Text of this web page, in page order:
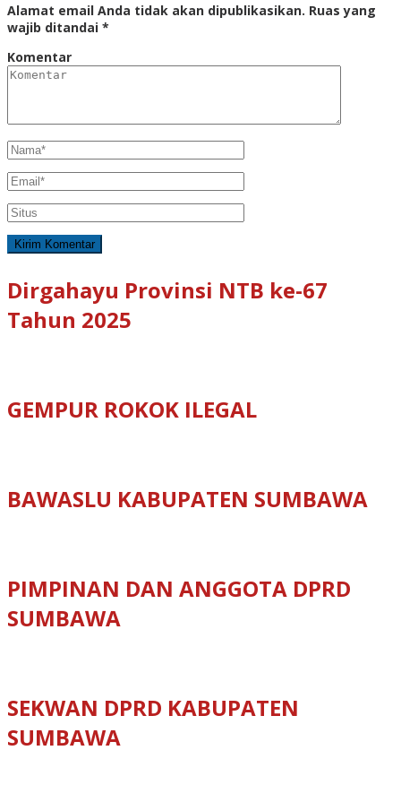
Alamat email Anda tidak akan dipublikasikan. Ruas yang
wajib ditandai *
Komentar
Dirgahayu Provinsi NTB ke-67
Tahun 2025
GEMPUR ROKOK ILEGAL
BAWASLU KABUPATEN SUMBAWA
PIMPINAN DAN ANGGOTA DPRD
SUMBAWA
SEKWAN DPRD KABUPATEN
SUMBAWA